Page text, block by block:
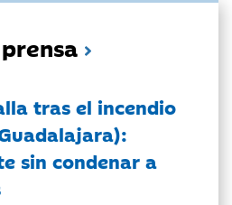
tras el incendio
sin condenar a